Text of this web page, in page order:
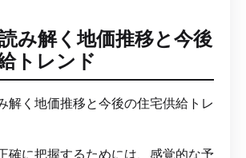
み解く地価推移と今後
トレンド
確に把握するためには、感覚的な予